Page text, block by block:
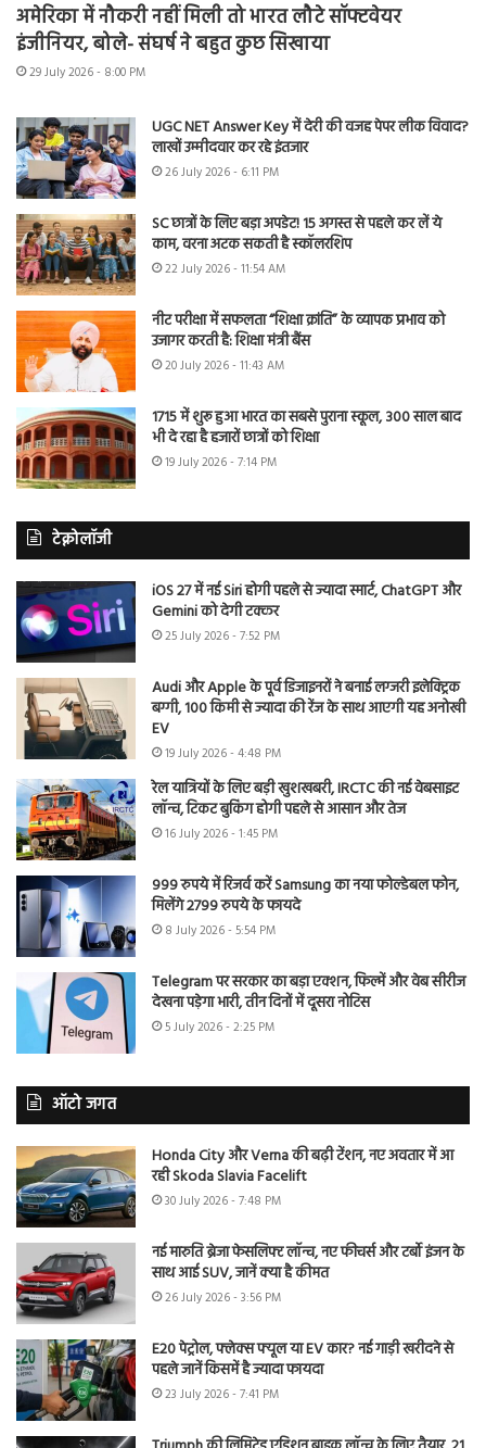
अमेरिका में नौकरी नहीं मिली तो भारत लौटे सॉफ्टवेयर
इंजीनियर, बोले- संघर्ष ने बहुत कुछ सिखाया
29 July 2026 - 8:00 PM
UGC NET Answer Key में देरी की वजह पेपर लीक विवाद?
लाखों उम्मीदवार कर रहे इंतजार
26 July 2026 - 6:11 PM
SC छात्रों के लिए बड़ा अपडेट! 15 अगस्त से पहले कर लें ये
काम, वरना अटक सकती है स्कॉलरशिप
22 July 2026 - 11:54 AM
नीट परीक्षा में सफलता “शिक्षा क्रांति” के व्यापक प्रभाव को
उजागर करती है: शिक्षा मंत्री बैंस
20 July 2026 - 11:43 AM
1715 में शुरू हुआ भारत का सबसे पुराना स्कूल, 300 साल बाद
भी दे रहा है हजारों छात्रों को शिक्षा
19 July 2026 - 7:14 PM
टेक्नोलॉजी
iOS 27 में नई Siri होगी पहले से ज्यादा स्मार्ट, ChatGPT और
Gemini को देगी टक्कर
25 July 2026 - 7:52 PM
Audi और Apple के पूर्व डिजाइनरों ने बनाई लग्जरी इलेक्ट्रिक
बग्गी, 100 किमी से ज्यादा की रेंज के साथ आएगी यह अनोखी
EV
19 July 2026 - 4:48 PM
रेल यात्रियों के लिए बड़ी खुशखबरी, IRCTC की नई वेबसाइट
लॉन्च, टिकट बुकिंग होगी पहले से आसान और तेज
16 July 2026 - 1:45 PM
999 रुपये में रिजर्व करें Samsung का नया फोल्डेबल फोन,
मिलेंगे 2799 रुपये के फायदे
8 July 2026 - 5:54 PM
Telegram पर सरकार का बड़ा एक्शन, फिल्में और वेब सीरीज
देखना पड़ेगा भारी, तीन दिनों में दूसरा नोटिस
5 July 2026 - 2:25 PM
ऑटो जगत
Honda City और Verna की बढ़ी टेंशन, नए अवतार में आ
रही Skoda Slavia Facelift
30 July 2026 - 7:48 PM
नई मारुति ब्रेजा फेसलिफ्ट लॉन्च, नए फीचर्स और टर्बो इंजन के
साथ आई SUV, जानें क्या है कीमत
26 July 2026 - 3:56 PM
E20 पेट्रोल, फ्लेक्स फ्यूल या EV कार? नई गाड़ी खरीदने से
पहले जानें किसमें है ज्यादा फायदा
23 July 2026 - 7:41 PM